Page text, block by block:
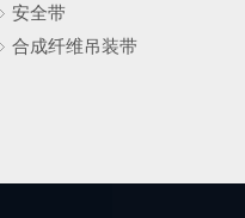
安全带
合成纤维吊装带